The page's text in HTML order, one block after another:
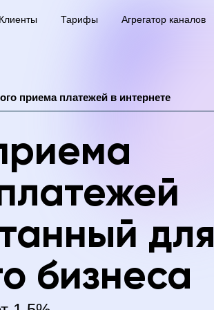
Клиенты Тарифы Агрегатор каналов
приема платежей в интернете
для
бизнеса